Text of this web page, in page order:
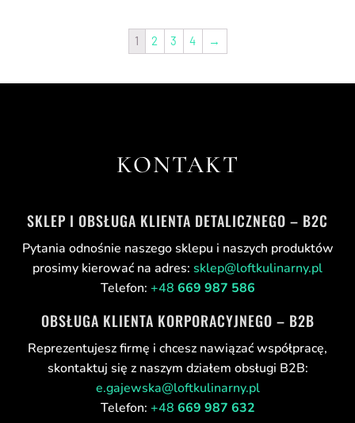
1 2 3 4 →
KONTAKT
SKLEP I OBSŁUGA KLIENTA DETALICZNEGO – B2C
Pytania odnośnie naszego sklepu i naszych produktów
prosimy kierować na adres: sklep@loftkulinarny.pl
Telefon: +48 669 987 586
OBSŁUGA KLIENTA KORPORACYJNEGO – B2B
Reprezentujesz firmę i chcesz nawiązać współpracę,
skontaktuj się z naszym działem obsługi B2B:
e.gajewska@loftkulinarny.pl
Telefon: +48 669 987 632